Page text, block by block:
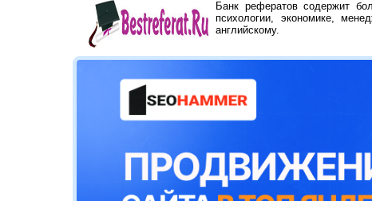
Банк рефератов содержит
психологии, экономике,
английскому.